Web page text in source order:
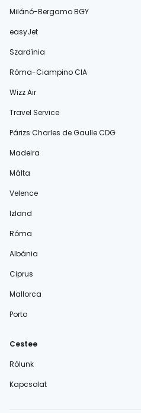
Milánó-Bergamo BGY
easyJet
Szardínia
Róma-Ciampino CIA
Wizz Air
Travel Service
Párizs Charles de Gaulle CDG
Madeira
Málta
Velence
Izland
Róma
Albánia
Ciprus
Mallorca
Porto
Cestee
Rólunk
Kapcsolat